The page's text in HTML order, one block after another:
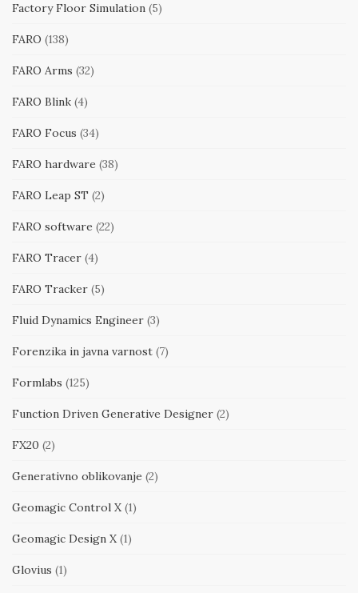
Factory Floor Simulation (5)
FARO (138)
FARO Arms (32)
FARO Blink (4)
FARO Focus (34)
FARO hardware (38)
FARO Leap ST (2)
FARO software (22)
FARO Tracer (4)
FARO Tracker (5)
Fluid Dynamics Engineer (3)
Forenzika in javna varnost (7)
Formlabs (125)
Function Driven Generative Designer (2)
FX20 (2)
Generativno oblikovanje (2)
Geomagic Control X (1)
Geomagic Design X (1)
Glovius (1)